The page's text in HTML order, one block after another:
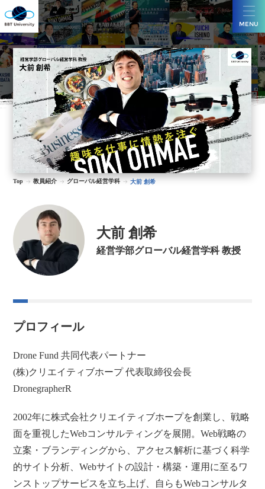
MENU
Top 教員紹介 グローバル経営学科 大前 創希
大前 創希
経営学部グローバル経営学科 教授
プロフィール
Drone Fund 共同代表パートナー
(株)クリエイティブホープ 代表取締役会長
DronegrapherR
2002年に株式会社クリエイティブホープを創業し、戦略
面を重視したWebコンサルティングを展開。Web戦略の
立案・ブランディングから、アクセス解析に基づく科学
的サイト分析、Webサイトの設計・構築・運用に至るワ
ンストップサービスを立ち上げ、自らもWebコンサルタ